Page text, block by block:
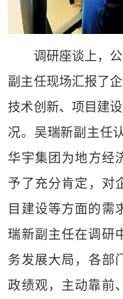
调研座谈上，
副主任现场汇报了
技术创新、项目建
况。 吴瑞新副主任
华宇集团为地方经
予 了充分肯定， 对
目建设等方面的需
瑞新副主任在调研
务发展大局 ， 各部
政绩观，主动靠前